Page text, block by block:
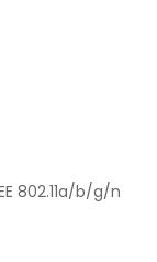
802.11a/b/g/n